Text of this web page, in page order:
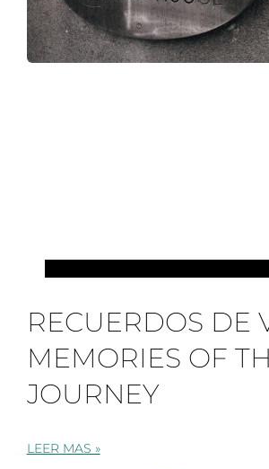
RECUERDOS DE
MEMORIES OF
JOURNEY
LEER MAS »